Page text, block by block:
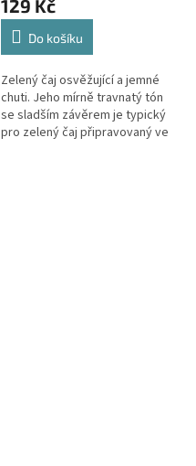
129 Kč
Do košíku
Zelený čaj osvěžující a jemné
chuti. Jeho mírně travnatý tón
se sladším závěrem je typický
pro zelený čaj připravovaný ve